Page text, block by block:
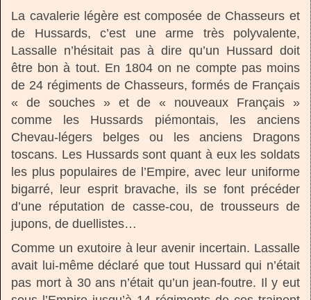
La cavalerie légère est composée de Chasseurs et
de Hussards, c’est une arme très polyvalente,
Lassalle n’hésitait pas à dire qu’un Hussard doit
être bon à tout. En 1804 on ne compte pas moins
de 24 régiments de Chasseurs, formés de Français
« de souches » et de « nouveaux Français »
comme les Hussards piémontais, les anciens
Chevau-légers belges ou les anciens Dragons
toscans. Les Hussards sont quant à eux les soldats
les plus populaires de l’Empire, avec leur uniforme
bigarré, leur esprit bravache, ils se font précéder
d’une réputation de casse-cou, de trousseurs de
jupons, de duellistes…
Comme un exutoire à leur avenir incertain. Lassalle
avait lui-même déclaré que tout Hussard qui n’était
pas mort à 30 ans n’était qu’un jean-foutre. Il y eut